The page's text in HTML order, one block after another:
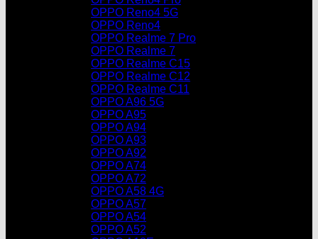
OPPO Reno4 5G
OPPO Reno4
OPPO Realme 7 Pro
OPPO Realme 7
OPPO Realme C15
OPPO Realme C12
OPPO Realme C11
OPPO A96 5G
OPPO A95
OPPO A94
OPPO A93
OPPO A92
OPPO A74
OPPO A72
OPPO A58 4G
OPPO A57
OPPO A54
OPPO A52